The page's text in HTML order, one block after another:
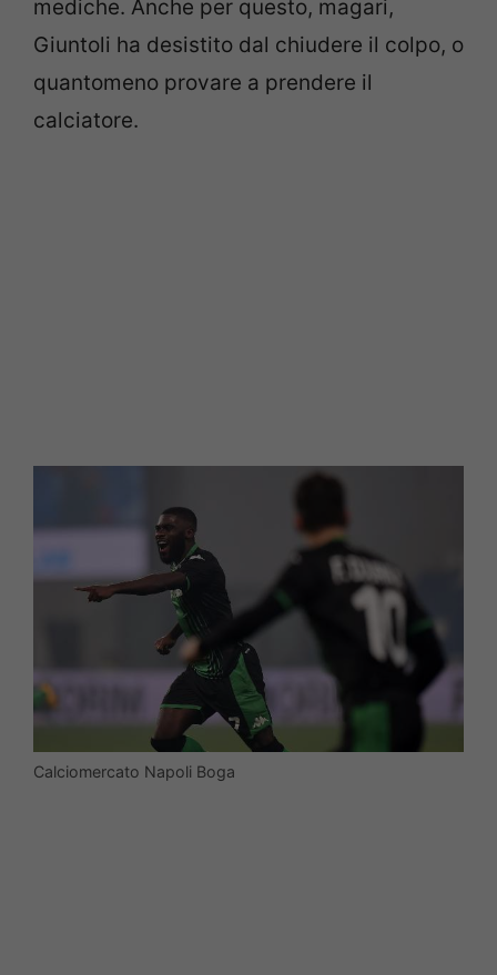
mediche. Anche per questo, magari,
Giuntoli ha desistito dal chiudere il colpo, o
quantomeno provare a prendere il
calciatore.
Calciomercato Napoli Boga